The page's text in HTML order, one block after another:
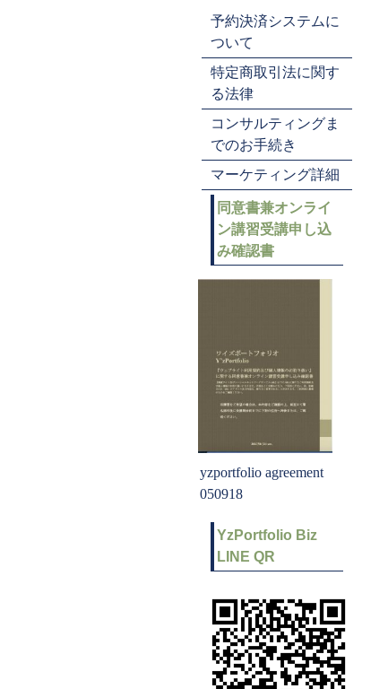
予約決済システムに
ついて
特定商取引法に関す
る法律
コンサルティングま
でのお手続き
マーケティング詳細
同意書兼オンライ
ン講習受講申し込
み確認書
yzportfolio agreement
050918
YzPortfolio Biz
LINE QR